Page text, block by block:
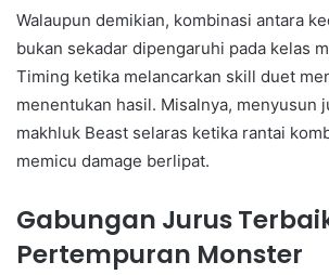
Walaupun demikian, kombinasi antara
bukan sekadar dipengaruhi pada kelas
Timing ketika melancarkan skill duet
menentukan hasil. Misalnya, menyusun
makhluk Beast selaras ketika rantai
memicu damage berlipat.
Gabungan Jurus
Pertempuran Monster